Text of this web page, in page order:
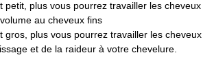
petit, plus vous pourrez travailler les cheveux
au cheveux fins
gros, plus vous pourrez travailler les cheveux
et de la raideur à votre chevelure.